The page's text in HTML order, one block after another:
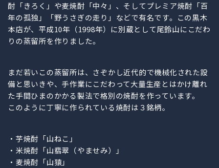
酎「きろく」や麦焼酎「中々」、そしてプレミア焼酎「百
年の孤独」「野うさぎの走り」などで有名です。この黒木
本店が、平成10年（1998年）に別蔵として尾鈴山にこだわ
りの蒸留所を作りました。
まだ若いこの蒸留所は、さぞかし近代的で機械化された設
備と思いきや、手作業にこだわって大量生産とはかけ離れ
た手間ひまのかかる製法で格別の焼酎を作っています。
このように丁寧に作られている焼酎は３銘柄。
・芋焼酎「山ねこ」
・米焼酎「山翡翠（やませみ）」
・麦焼酎「山猿」